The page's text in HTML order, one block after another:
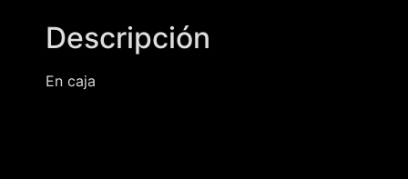
Descripción
En caja